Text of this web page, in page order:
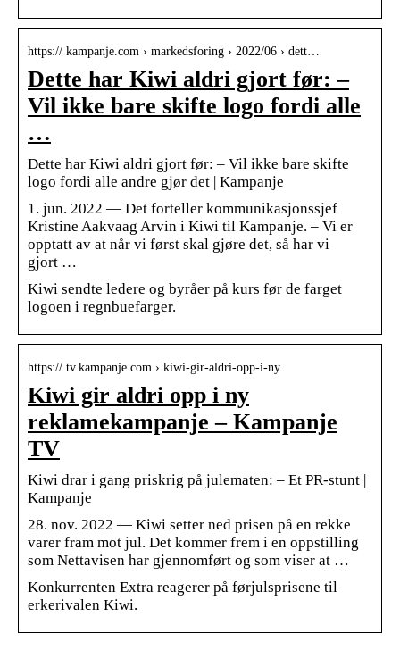
https:// kampanje.com › markedsforing › 2022/06 › dett…
Dette har Kiwi aldri gjort før: –
Vil ikke bare skifte logo fordi alle
…
Dette har Kiwi aldri gjort før: – Vil ikke bare skifte
logo fordi alle andre gjør det | Kampanje
1. jun. 2022 — Det forteller kommunikasjonssjef
Kristine Aakvaag Arvin i Kiwi til Kampanje. – Vi er
opptatt av at når vi først skal gjøre det, så har vi
gjort …
Kiwi sendte ledere og byråer på kurs før de farget
logoen i regnbuefarger.
https:// tv.kampanje.com › kiwi-gir-aldri-opp-i-ny
Kiwi gir aldri opp i ny
reklamekampanje – Kampanje
TV
Kiwi drar i gang priskrig på julematen: – Et PR-stunt |
Kampanje
28. nov. 2022 — Kiwi setter ned prisen på en rekke
varer fram mot jul. Det kommer frem i en oppstilling
som Nettavisen har gjennomført og som viser at …
Konkurrenten Extra reagerer på førjulsprisene til
erkerivalen Kiwi.